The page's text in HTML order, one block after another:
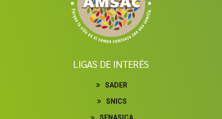
LIGAS DE INTERÉS
SADER
SNICS